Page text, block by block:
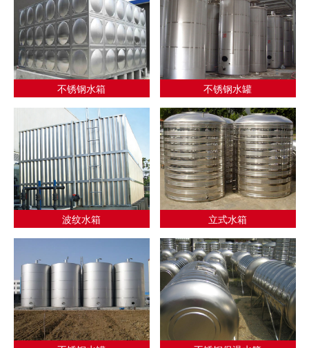
不锈钢水箱 不锈钢水罐
波纹水箱 立式水箱